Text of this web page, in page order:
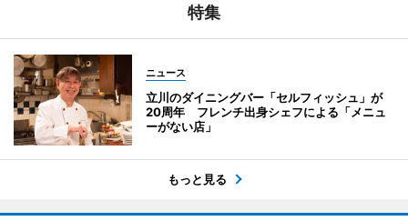
特集
ニュース
立川のダイニングバー「セルフィッシュ」が
20周年 フレンチ出身シェフによる「メニュ
ーがない店」
もっと見る